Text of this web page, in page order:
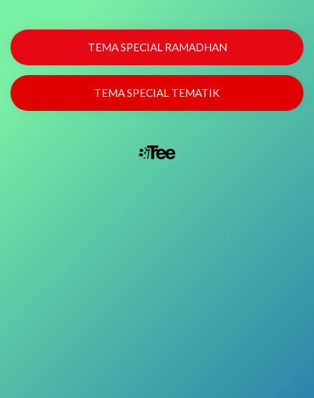
TEMA SPECIAL RAMADHAN
TEMA SPECIAL TEMATIK